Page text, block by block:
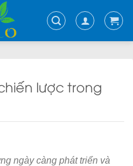
lược trong
ngày càng phát triển và